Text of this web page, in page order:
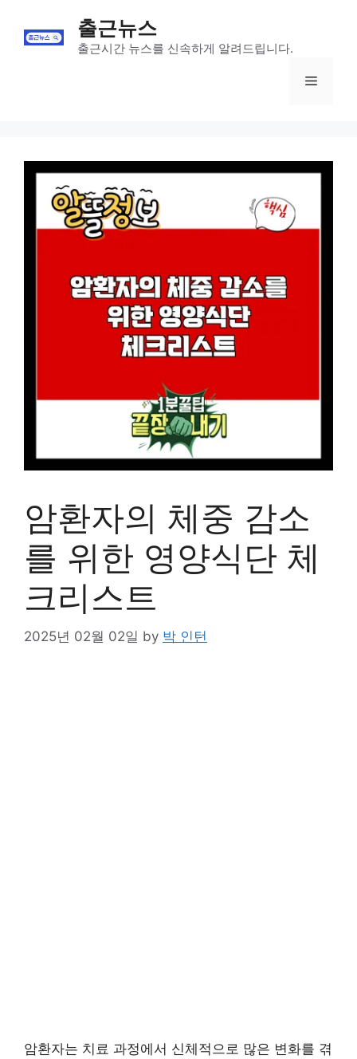
content
출근뉴스
출근시간 뉴스를 신속하게 알려드립니다.
Menu
암환자의 체중 감소
를 위한 영양식단 체
크리스트
2025년 02월 02일 by 박 인턴
암환자는 치료 과정에서 신체적으로 많은 변화를 겪